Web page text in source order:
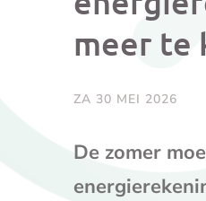
meer te
ZA 30 MEI 2026
De zomer